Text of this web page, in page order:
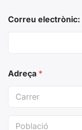
Correu electrònic:
Adreça *